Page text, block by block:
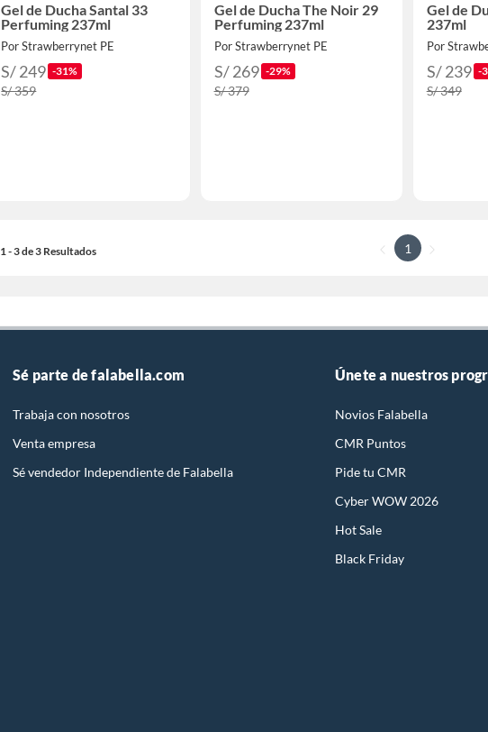
Gel de Ducha Santal 33
Perfuming 237ml
Por Strawberrynet PE
S/ 249 -31%
S/ 359
Gel de Ducha The Noir 29
Perfuming 237ml
Por Strawberrynet PE
S/ 269 -29%
S/ 379
Gel de
237ml
Por
S/ 239 -
S/ 349
1 - 3 de 3 Resultados 1
Sé parte de falabella.com
Trabaja con nosotros
Venta empresa
Sé vendedor Independiente de Falabella
Únete a nuestros
Novios Falabella
CMR Puntos
Pide tu CMR
Cyber WOW 2026
Hot Sale
Black Friday